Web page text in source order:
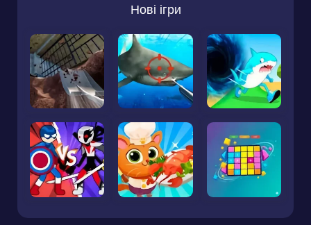
Нові ігри